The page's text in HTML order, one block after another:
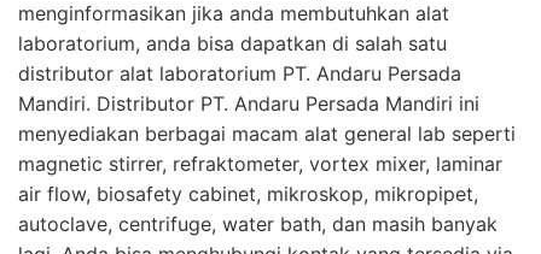
menginformasikan jika anda membutuhkan alat
laboratorium, anda bisa dapatkan di salah satu
distributor alat laboratorium PT. Andaru Persada
Mandiri. Distributor PT. Andaru Persada Mandiri ini
menyediakan berbagai macam alat general lab seperti
magnetic stirrer, refraktometer, vortex mixer, laminar
air flow, biosafety cabinet, mikroskop, mikropipet,
autoclave, centrifuge, water bath, dan masih banyak